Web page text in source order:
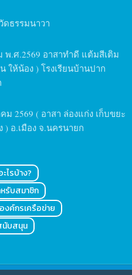
ดธรรมนาวา
พ.ศ.2569 อาสาทำดี แต้มสีเติม
ให้น้อง ) โรงเรียนบ้านปาก
2569 ( อาสา ล่องแก่ง เก็บขยะ
) อ.เมือง จ.นครนายก
ไรบ้าง?
รับสมาชิก
งค์กรเครือข่าย
นับสนุน